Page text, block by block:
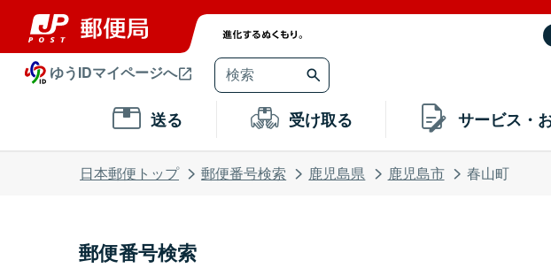
ゆうIDマイページへ
送る 受け取る サービス・
日本郵便トップ 郵便番号検索 鹿児島県 鹿児島市 春山町
郵便番号検索